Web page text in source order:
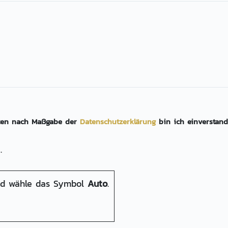
nach Maßgabe der Daten­schutz­erklärungbin ich
wähle das Symbol Auto.